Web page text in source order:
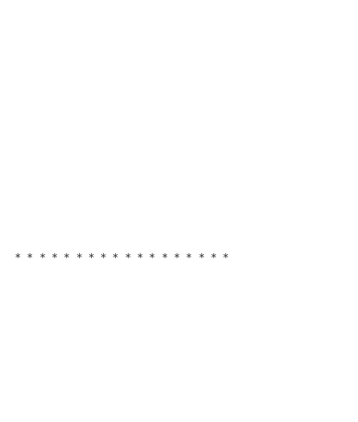
＊＊＊＊＊＊＊＊＊＊＊＊＊＊＊＊＊＊